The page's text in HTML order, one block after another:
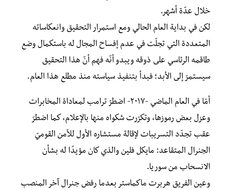
خلال عدّة أشهر.
لكن في بداية العام الحالي ومع استمرار التحقيق وانعكاساته
المتعددة التي تجلّت في عدم إفساح المجال له باستكمال وضع
طاقمه الرئاسي على ذوقه ويبدو أنّه فهم أنّ هذا التحقيق
سيستمرّ إلى الأبد؛ فبدأ بتنفيذ سياسته منذ مطلع هذا العام.
أمّا في العام الماضي -٢٠١٧- اضطرّ ترامب لمعاداة المخابرات
وعزل بعض رموزها، وتكرّرت شكواه منها بالإعلام، كما اضطرّ
عقب تجدّد التسريبات لإقالة مستشاره الأول للأمن القوميّ
الجنرال المتقاعد: مايكل فلين والذي كان مؤيدًا له بشأن
الانسحاب من سوريا.
وعين الفريق هربرت ماكماستر بعدما رفض جنرال آخر المنصب